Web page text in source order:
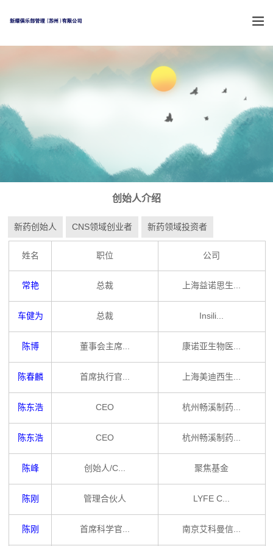
创始人介绍
新药创始人 CNS领域创业者 新药领域投资者
姓名 职位 公司
常艳 总裁 上海益诺思生...
车健为 总裁 Insili...
陈博 董事会主席... 康诺亚生物医...
陈春麟 首席执行官... 上海美迪西生...
陈东浩 CEO 杭州畅溪制药...
陈东浩 CEO 杭州畅溪制药...
陈峰 创始人/C... 聚焦基金
陈刚 管理合伙人 LYFE C...
陈刚 首席科学官... 南京艾科曼信...